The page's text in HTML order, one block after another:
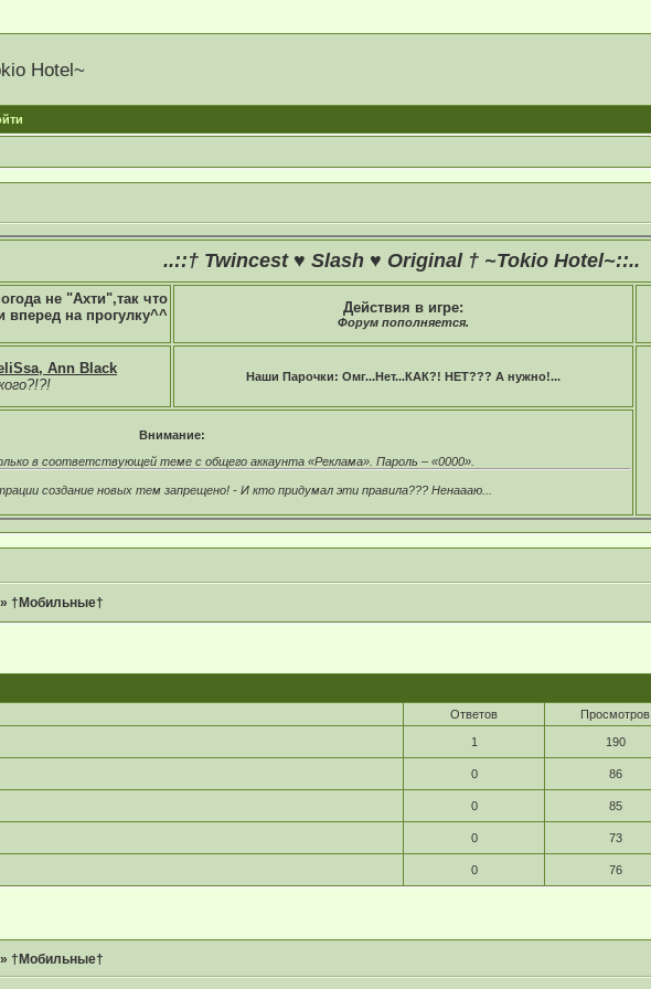
Hotel~
..::† Twincest ♥ Slash ♥ Original † ~Tokio Hotel~::..
не "Ахти",так что
вперед на прогулку^^
Действия в игре:
Форум пополняется.
Ann Black
Наши Парочки: Омг...Нет...КАК?! НЕТ??? А нужно!...
Внимание:
в соответствующей теме с общего аккаунта «Реклама». Пароль – «0000».
создание новых тем запрещено! - И кто придумал эти правила??? Ненаааю...
»†Мобильные†
Ответов Просмотров
1 190
0 86
0 85
0 73
0 76
»†Мобильные†